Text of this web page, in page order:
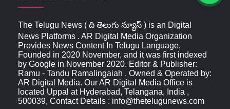
The Telugu News ( ది తెలుగు న్యూస్‌ ) is an Digital
News Platforms . AR Digital Media Organization
Provides News Content In Telugu Language,
Founded in 2020 November, and it was first indexed
by Google in November 2020. Editor & Publisher:
Ramu - Tandu Ramalingaiah . Owned & Operated by:
AR Digital Media. Our AR Digital Media Office is
located Uppal at Hyderabad, Telangana, India ,
500039, Contact Details : info@thetelugunews.com